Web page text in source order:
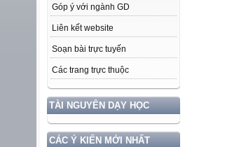
Góp ý với ngành GD
Liên kết website
Soạn bài trực tuyến
Các trang trực thuộc
TÀI NGUYÊN DẠY HỌC
CÁC Ý KIẾN MỚI NHẤT